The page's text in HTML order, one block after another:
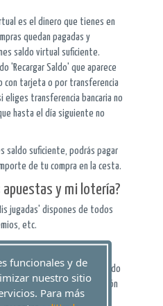
es el dinero que tienes en
quedan pagadas y
saldo virtual suficiente.
'Recargar Saldo' que aparece
con tarjeta o por transferencia
eliges transferencia bancaria no
hasta el día siguiente no
saldo suficiente, podrás pagar
de tu compra en la cesta.
apuestas y mi lotería?
jugadas' dispones de todos
etc.
obtenidos queda ingresado
Personal” tras la celebración
Desde tu “Cuenta
funcionales y de
nuestro sitio
Para más